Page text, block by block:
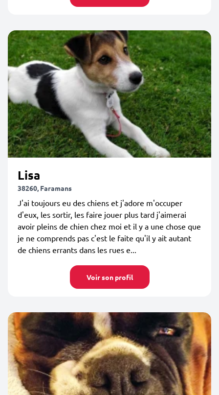
Lisa
38260, Faramans
J'ai toujours eu des chiens et j'adore m'occuper
d'eux, les sortir, les faire jouer plus tard j'aimerai
avoir pleins de chien chez moi et il y a une chose que
je ne comprends pas c'est le faite qu'il y ait autant
de chiens errants dans les rues e...
Voir son profil